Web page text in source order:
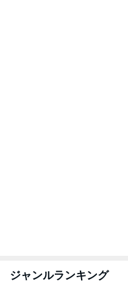
ジャンルランキング